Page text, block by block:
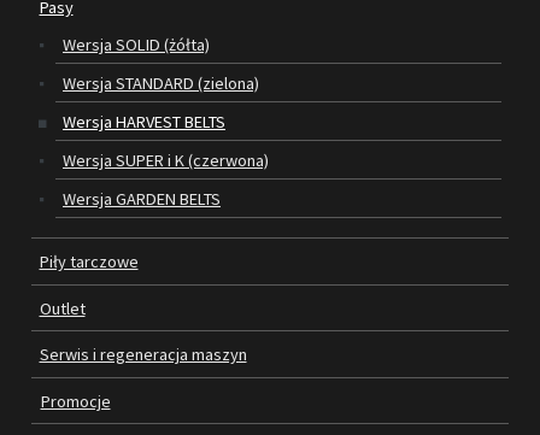
SILNIKI ELEKTRYCZNE
PIŁY TARCZOWE
OUTLET
SERWIS I REGENERACJA MASZYN
PROMOCJE
REGULAMIN
KATALOGI
OBRABIARKI DO DREWNA
Pasy
Wersja SOLID (żółta)
Wersja STANDARD (zielona)
Wersja HARVEST BELTS
Wersja SUPER i K (czerwona)
Wersja GARDEN BELTS
Piły tarczowe
Outlet
Serwis i regeneracja maszyn
Promocje